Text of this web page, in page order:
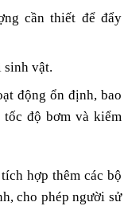
cần thiết để đẩy
sinh vật.
động ổn định, bao
tốc độ bơm và kiểm
hợp thêm các bộ
cho phép người sử